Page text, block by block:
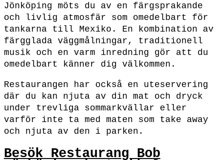
Jönköping möts du av en färgsprakande
och livlig atmosfär som omedelbart för
tankarna till Mexiko. En kombination av
färgglada väggmålningar, traditionell
musik och en varm inredning gör att du
omedelbart känner dig välkommen.
Restaurangen har också en uteservering
där du kan njuta av din mat och dryck
under trevliga sommarkvällar eller
varför inte ta med maten som take away
och njuta av den i parken.
Besök Restaurang Bob